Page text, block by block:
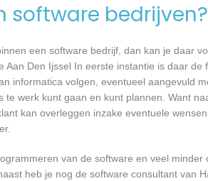
software bedrijven?
een software bedrijf, dan kan je daar
Den Ijssel In eerste instantie is daar
informatica volgen, eventueel aangevuld
werk kunt gaan en kunt plannen. Want
kan overleggen inzake eventuele
van de software en veel
heb je nog de software consultant van